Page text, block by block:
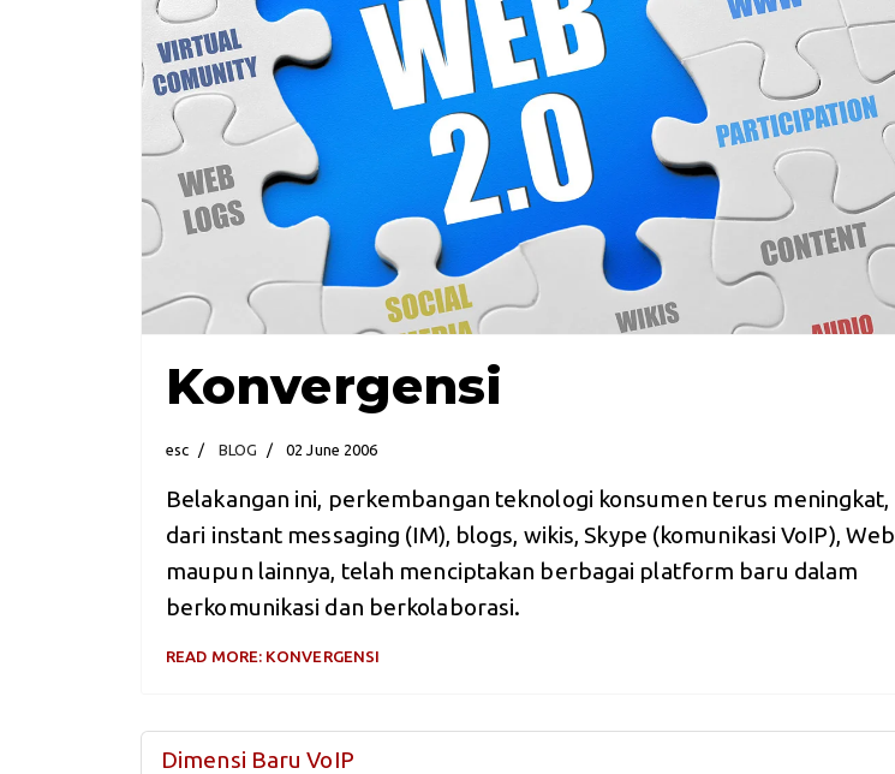
Konvergensi
esc BLOG 02 June 2006
Belakangan ini, perkembangan teknologi konsumen terus meningkat,
dari instant messaging (IM), blogs, wikis, Skype (komunikasi VoIP),
maupun lainnya, telah menciptakan berbagai platform baru dalam
berkomunikasi dan berkolaborasi.
READ MORE: KONVERGENSI
Dimensi Baru VoIP